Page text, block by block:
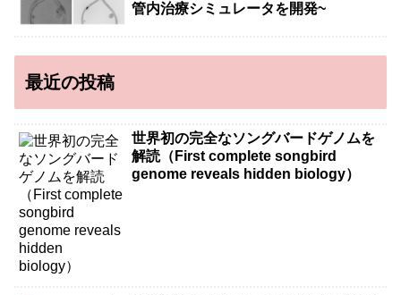
管内治療シミュレータを開発~
最近の投稿
世界初の完全なソングバードゲノムを
解読（First complete songbird
genome reveals hidden biology）